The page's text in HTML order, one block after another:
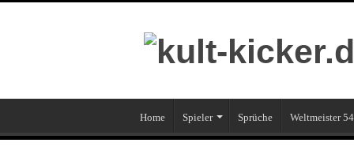
Home Spieler Sprüche Weltmeister 54